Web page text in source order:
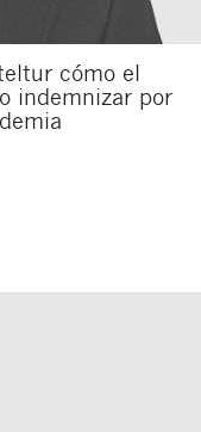
cómo el
indemnizar por